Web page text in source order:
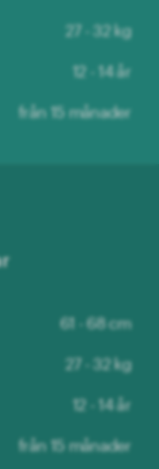
27 - 32 kg
12 - 14 år
från 15 månader
61 - 68 cm
27 - 32 kg
12 - 14 år
från 15 månader